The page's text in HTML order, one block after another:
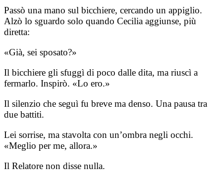
Passò una mano sul bicchiere, cercando un appiglio.
Alzò lo sguardo solo quando Cecilia aggiunse, più
diretta:
«Già, sei sposato?»
Il bicchiere gli sfuggì di poco dalle dita, ma riuscì a
fermarlo. Inspirò. «Lo ero.»
Il silenzio che seguì fu breve ma denso. Una pausa tra
due battiti.
Lei sorrise, ma stavolta con un’ombra negli occhi.
«Meglio per me, allora.»
Il Relatore non disse nulla.